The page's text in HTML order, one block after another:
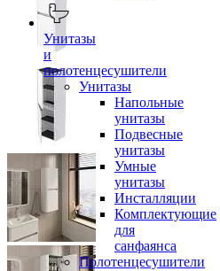
Унитазы
и
полотенцесушители
Унитазы
Напольные
унитазы
Подвесные
унитазы
Умные
унитазы
Инсталляции
Комплектующие
для
санфаянса
Полотенцесушители